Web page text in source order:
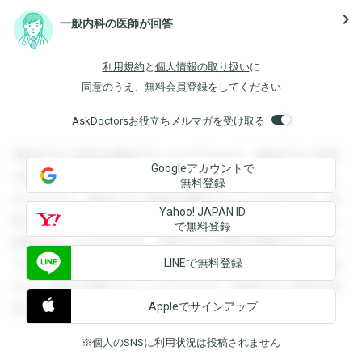
一般内科の医師が回答 navigate_next
利用規約 と 個人情報の取り扱いに
同意のうえ、無料会員登録をしてください
AskDoctorsお役立ちメルマガを受け取る
登録すると回答を閲覧することができます。登録すると回答
を閲覧することができます。登録すると回答を閲覧すること
ができます。登録すると回答を閲覧することができます。登
録すると回答を閲覧することができます。登録すると回答を
閲覧することができます。登録すると回答を閲覧することが
できます。登録すると回答を閲覧することができます。登録
すると回答を閲覧することができます。登録すると回答を閲
覧することができます。
Googleアカウントで
無料登録
Yahoo! JAPAN ID
で無料登録
LINEで無料登録
Appleでサインアップ
※個人のSNSに利用状況は投稿されません